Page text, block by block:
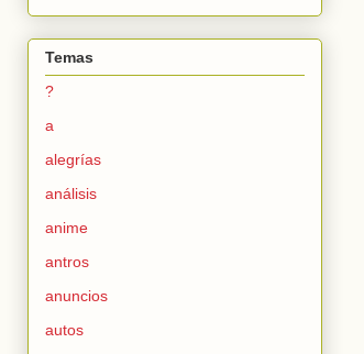
Temas
?
a
alegrías
análisis
anime
antros
anuncios
autos